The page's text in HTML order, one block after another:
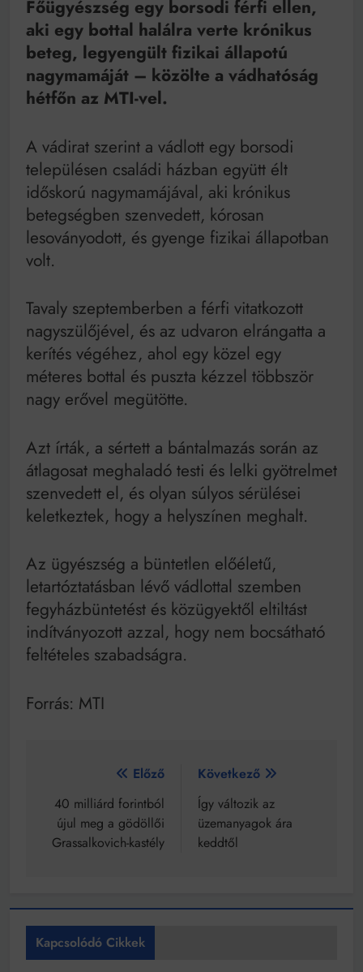
Mindenki a világot akarja uralni – de nem csak a 80-
as években
Bitumenes lapostetők: a bevált technológia akkor
működik, ha jól van felújítva
Főügyészség egy borsodi férfi ellen,
aki egy bottal halálra verte krónikus
beteg, legyengült fizikai állapotú
nagymamáját – közölte a vádhatóság
hétfőn az MTI-vel.
A vádirat szerint a vádlott egy borsodi
településen családi házban együtt élt
időskorú nagymamájával, aki krónikus
betegségben szenvedett, kórosan
lesoványodott, és gyenge fizikai állapotban
volt.
Tavaly szeptemberben a férfi vitatkozott
nagyszülőjével, és az udvaron elrángatta a
kerítés végéhez, ahol egy közel egy
méteres bottal és puszta kézzel többször
nagy erővel megütötte.
Azt írták, a sértett a bántalmazás során az
átlagosat meghaladó testi és lelki gyötrelmet
szenvedett el, és olyan súlyos sérülései
keletkeztek, hogy a helyszínen meghalt.
Az ügyészség a büntetlen előéletű,
letartóztatásban lévő vádlottal szemben
fegyházbüntetést és közügyektől eltiltást
indítványozott azzal, hogy nem bocsátható
feltételes szabadságra.
Forrás: MTI
Bejegyzés
navigáció
Előző
40 milliárd forintból
újul meg a gödöllői
Grassalkovich-kastély
Következő
Így változik az
üzemanyagok ára
keddtől
Kapcsolódó Cikkek